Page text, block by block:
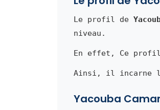
Le profil de
niveau.
En effet, Ce profil
Ainsi, il incarne
Yacouba